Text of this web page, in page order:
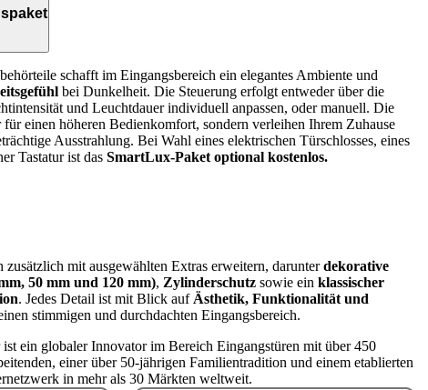
schafft im Eingangsbereich ein elegantes Ambiente und
bei Dunkelheit. Die Steuerung erfolgt entweder über die
und Leuchtdauer individuell anpassen, oder manuell. Die
einen höheren Bedienkomfort, sondern verleihen Ihrem Zuhause
Ausstrahlung. Bei Wahl eines elektrischen Türschlosses, eines
Tastatur ist das SmartLux‑Paket optional kostenlos.
mit ausgewählten Extras erweitern, darunterdekorative
50 mm und 120 mm), Zylinderschutz sowie ein klassischer
. Jedes Detail ist mit Blick auf Ästhetik, Funktionalität und
stimmigen und durchdachten Eingangsbereich.
ist ein globaler Innovator im Bereich Eingangstüren mit über 450
einer über 50-jährigen Familientradition und einem etablierten
in mehr als 30 Märkten weltweit.